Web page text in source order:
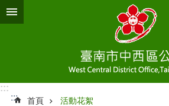
跳到主要內容區塊
:::
:::
首頁 活動花絮